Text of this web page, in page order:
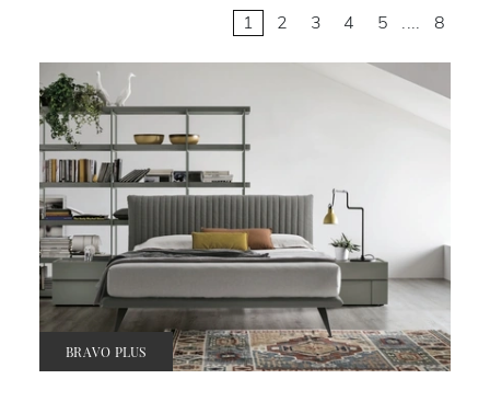
1 2 3 4 5 .... 8
BRAVO PLUS